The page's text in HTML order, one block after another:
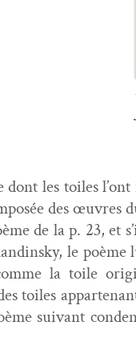
les toiles
des
de la p. 23, et
le poème
la toile
toiles
suiv­ant